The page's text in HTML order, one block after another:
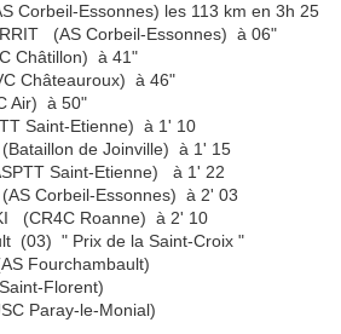
Corbeil-Essonnes) les 113 km en 3h 25
(AS Corbeil-Essonnes) à 06"
Châtillon) à 41"
Châteauroux) à 46"
Air) à 50"
Saint-Etienne) à 1' 10
de Joinville) à 1' 15
Saint-Etienne) à 1' 22
Corbeil-Essonnes) à 2' 03
(CR4C Roanne) à 2' 10
(03) " Prix de la Saint-Croix "
Florent)
Paray-le-Monial)